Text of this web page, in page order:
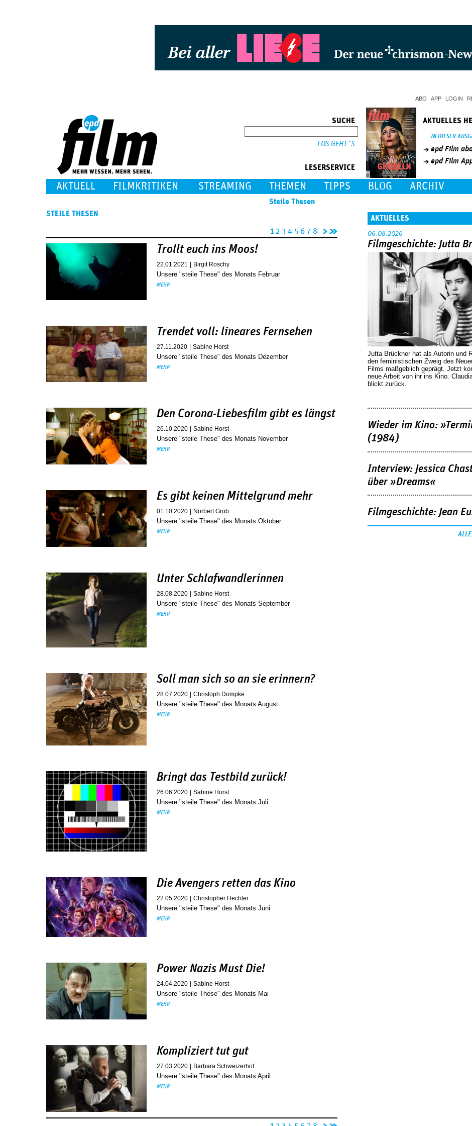
ABO APP LOGIN
SUCHE
LESERSERVICE
AKTUELLES
IN DIESER
epd Film
epd Film
AKTUELL FILMKRITIKEN STREAMING THEMEN
Steile Thesen
TIPPS BLOG ARCHIV
STEILE THESEN
1 2 3 4 5 6 7 8
n
Trollt euch ins Moos!
22.01.2021 Birgit Roschy
Unsere "steile These" des Monats Februar
MEHR
Trendet voll: lineares Fernsehen
27.11.2020 Sabine Horst
Unsere "steile These" des Monats Dezember
MEHR
Den Corona-Liebesfilm gibt es längst
26.10.2020 Sabine Horst
Unsere "steile These" des Monats November
MEHR
Es gibt keinen Mittelgrund mehr
01.10.2020 Norbert Grob
Unsere "steile These" des Monats Oktober
MEHR
Unter Schlafwandlerinnen
28.08.2020 Sabine Horst
Unsere "steile These" des Monats September
MEHR
Soll man sich so an sie erinnern?
28.07.2020 Christoph Dompke
Unsere "steile These" des Monats August
MEHR
Bringt das Testbild zurück!
26.06.2020 Sabine Horst
Unsere "steile These" des Monats Juli
MEHR
Die Avengers retten das Kino
22.05.2020 Christopher Hechler
Unsere "steile These" des Monats Juni
MEHR
Power Nazis Must Die!
24.04.2020 Sabine Horst
Unsere "steile These" des Monats Mai
MEHR
Kompliziert tut gut
27.03.2020 Barbara Schweizerhof
Unsere "steile These" des Monats April
MEHR
AKTUELLES
06.08.2026
Filmgeschichte: Jutta
Jutta Brückner hat als Autorin und
den feministischen Zweig des
Films maßgeblich geprägt. Jetzt
neue Arbeit von ihr ins Kino.
blickt zurück.
Wieder im Kino:
(1984)
Interview: Jessica
über »Dreams«
Filmgeschichte: Jean